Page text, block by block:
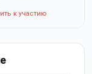
к участию